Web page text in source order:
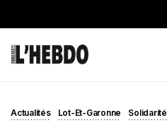
Actualités Lot-Et-Garonne Solidarité